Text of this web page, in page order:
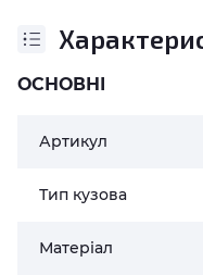
ОСНОВНІ
Артикул
Тип кузова
Матеріал